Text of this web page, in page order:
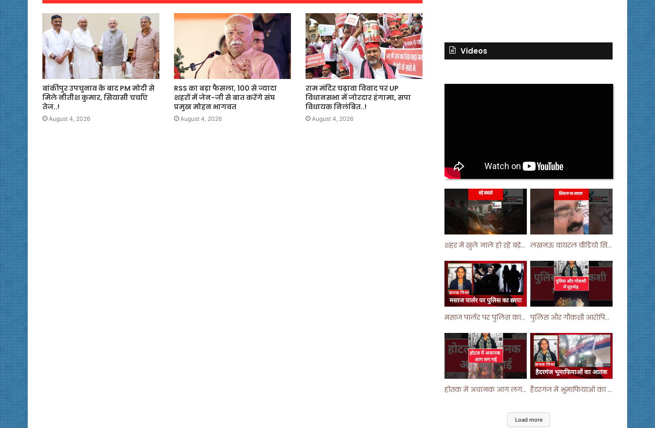
बांकीपुर उपचुनाव के बाद PM मोदी से
मिले नीतीश कुमार, सियासी चर्चाएं
तेज..!
August 4, 2026
RSS का बड़ा फैसला, 100 से ज्यादा
शहरों में जेन-जी से बात करेंगे संघ
प्रमुख मोहन भागवत
August 4, 2026
राम मंदिर चढ़ावा विवाद पर UP
विधानसभा में जोरदार हंगामा, सपा
विधायक निलंबित..!
August 4, 2026
Videos
शहर में खुले नाले हो रहे बड़े हादसे ! #shortsvideo #shorts लखनऊ वायरल वीडियो सिस्टम पर सवाल ! #shorts #shortvideo
मसाज पार्लर पर पुलिस का छापा ! #viralvideo #trending #parlour पुलिस और गौकशी आरोपियों में मुठभेड़ ! #shortvideo #shorts #shortsfeed
होतक में अचानक आग लगने से मचा हड़कंप ! #shortsfeed #shorts #viralshorts हैदरगंज में भूमाफियाओं का आतंक ! #upnews #viral #viralvideo
Load more